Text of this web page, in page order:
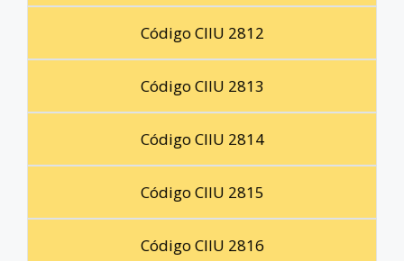
Código CIIU 2812
Código CIIU 2813
Código CIIU 2814
Código CIIU 2815
Código CIIU 2816